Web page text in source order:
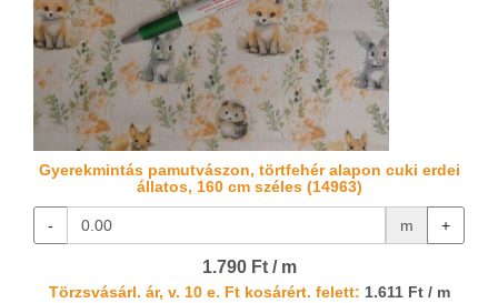
Gyerekmintás pamutvászon, törtfehér alapon cuki erdei
állatos, 160 cm széles (14963)
- m +
1.790 Ft / m
Törzsvásárl. ár, v. 10 e. Ft kosárért. felett: 1.611 Ft / m